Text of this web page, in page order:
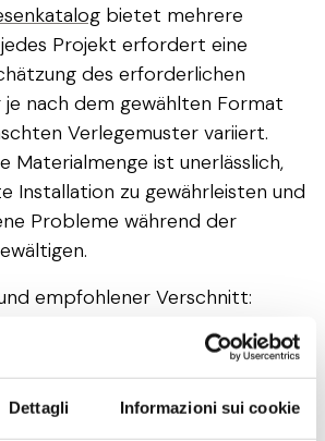
Dettagli Informazioni sui cookie
bietet mehrere
Projekt erfordert eine
des erforderlichen
nach dem gewählten Format
Verlegemuster variiert.
Materialmenge ist unerlässlich,
Installation zu gewährleisten und
Probleme während der
empfohlener Verschnitt:
(gerade): Ein Verschnitt von
Lösung in Bezug auf